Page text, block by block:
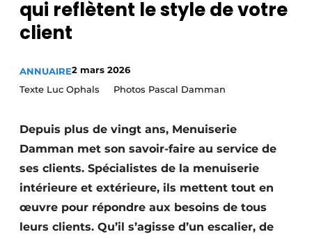
Termes et conditions
Video’s
Contrôle d’accès
Éclairage
Façades
qui reflètent le style de votre
client
ANNUAIRE2 mars 2026
Texte Luc Ophals Photos Pascal Damman
Depuis plus de vingt ans, Menuiserie
Damman met son savoir-faire au service de
ses clients. Spécialistes de la menuiserie
intérieure et extérieure, ils mettent tout en
œuvre pour répondre aux besoins de tous
leurs clients. Qu’il s’agisse d’un escalier, de